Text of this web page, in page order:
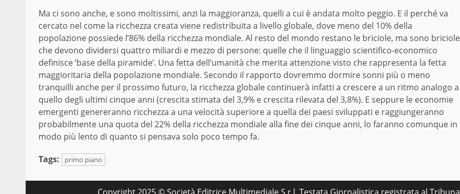
Ma ci sono anche, e sono moltissimi, anzi la maggioranza, quelli a cui è andata molto peggio. E il perché va
cercato nel come la ricchezza creata viene redistribuita a livello globale, dove meno del 10% della
popolazione possiede l’86% della ricchezza mondiale. Al resto del mondo restano le briciole, ma sono briciole
che devono dividersi quattro miliardi e mezzo di persone: quelle che il linguaggio scientifico-economico
definisce ‘base della piramide’. Una fetta dell’umanità che merita attenzione visto che rappresenta la fetta
maggioritaria della popolazione mondiale. Secondo il rapporto dovremmo dormire sonni più o meno
tranquilli anche per il prossimo futuro, la ricchezza globale continuerà infatti a crescere a un ritmo analogo a
quello degli ultimi cinque anni (crescita stimata del 3,9% e crescita rilevata del 3,8%). E seppure le economie
emergenti genereranno ricchezza a una velocità superiore a quella dei paesi sviluppati e raggiungeranno
probabilmente una quota del 22% della ricchezza mondiale alla fine dei cinque anni, lo faranno comunque in
modo più lento di quanto si pensava solo poco tempo fa.
Tags:
primo piano